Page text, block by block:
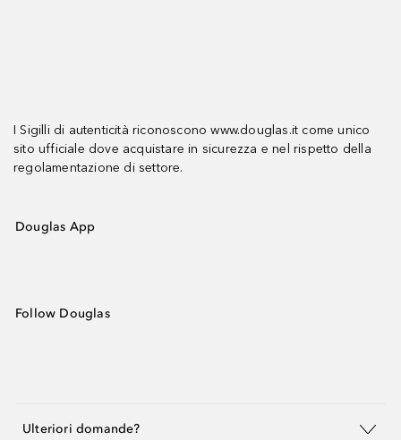
I Sigilli di autenticità riconoscono www.douglas.it come unico
sito ufficiale dove acquistare in sicurezza e nel rispetto della
regolamentazione di settore.
Douglas App
Follow Douglas
Ulteriori domande?